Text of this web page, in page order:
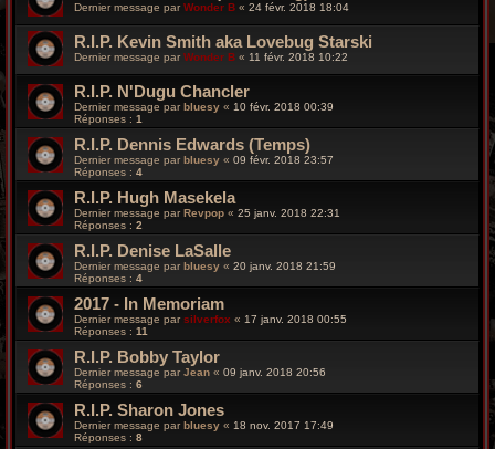
Dernier message parWonder B « 24 févr. 2018 18:04
R.I.P. Kevin Smith aka Lovebug Starski
Dernier message par Wonder B « 11 févr. 2018 10:22
R.I.P. N'Dugu Chancler
Dernier message parbluesy « 10 févr. 2018 00:39
Réponses : 1
R.I.P. Dennis Edwards (Temps)
Dernier message par bluesy « 09 févr. 2018 23:57
Réponses : 4
R.I.P. Hugh Masekela
Dernier message parRevpop « 25 janv. 2018 22:31
Réponses : 2
R.I.P. Denise LaSalle
Dernier message par bluesy « 20 janv. 2018 21:59
Réponses : 4
2017 - In Memoriam
Dernier message parsilverfox « 17 janv. 2018 00:55
Réponses : 11
R.I.P. Bobby Taylor
Dernier message par Jean « 09 janv. 2018 20:56
Réponses : 6
R.I.P. Sharon Jones
Dernier message parbluesy « 18 nov. 2017 17:49
Réponses : 8